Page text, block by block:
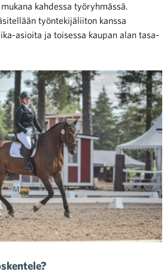
kahdessa työryhmässä.
työntekijäliiton kanssa
asioita ja toisessa kaupan alan tasa-